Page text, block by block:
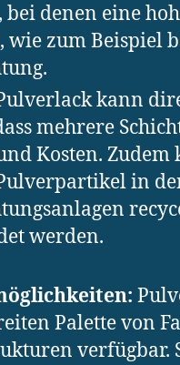
denen eine
zum Beispiel
kann
mehrere
Kosten. Zudem
in
werden.
Palette von
verfügbar.